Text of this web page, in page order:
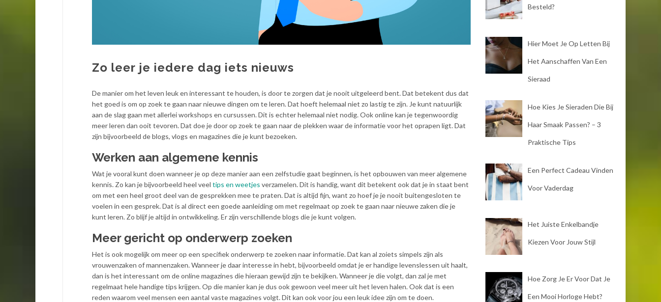
Zo leer je iedere dag iets nieuws
De manier om het leven leuk en interessant te houden, is door te zorgen dat je nooit uitgeleerd bent. Dat betekent dus dat
het goed is om op zoek te gaan naar nieuwe dingen om te leren. Dat hoeft helemaal niet zo lastig te zijn. Je kunt natuurlijk
aan de slag gaan met allerlei workshops en cursussen. Dit is echter helemaal niet nodig. Ook online kan je tegenwoordig
meer leren dan ooit tevoren. Dat doe je door op zoek te gaan naar de plekken waar de informatie voor het oprapen ligt. Dat
zijn bijvoorbeeld de blogs, vlogs en magazines die je kunt bezoeken.
Werken aan algemene kennis
Wat je vooral kunt doen wanneer je op deze manier aan een zelfstudie gaat beginnen, is het opbouwen van meer algemene
kennis. Zo kan je bijvoorbeeld heel veel tips en weetjes verzamelen. Dit is handig, want dit betekent ook dat je in staat bent
om met een heel groot deel van de gesprekken mee te praten. Dat is altijd fijn, want zo hoef je je nooit buitengesloten te
voelen in een gesprek. Dat is al direct een goede aanleiding om met regelmaat op zoek te gaan naar nieuwe zaken die je
kunt leren. Zo blijf je altijd in ontwikkeling. Er zijn verschillende blogs die je kunt volgen.
Meer gericht op onderwerp zoeken
Het is ook mogelijk om meer op een specifiek onderwerp te zoeken naar informatie. Dat kan al zoiets simpels zijn als
vrouwenzaken of mannenzaken. Wanneer je daar interesse in hebt, bijvoorbeeld omdat je er handige levenslessen uit haalt,
dan is het interessant om de online magazines die hieraan gewijd zijn te bekijken. Wanneer je die volgt, dan zal je met
regelmaat hele handige tips krijgen. Op die manier kan je dus ook gewoon veel meer uit het leven halen. Ook dat is een
reden waarom veel mensen een aantal vaste magazines volgt. Dit kan ook voor jou een leuk idee zijn om te doen.
Besteld?
Hier Moet Je Op Letten Bij
Het Aanschaffen Van Een
Sieraad
Hoe Kies Je Sieraden Die Bij
Haar Smaak Passen? – 3
Praktische Tips
Een Perfect Cadeau Vinden
Voor Vaderdag
Het Juiste Enkelbandje
Kiezen Voor Jouw Stijl
Hoe Zorg Je Er Voor Dat Je
Een Mooi Horloge Hebt?